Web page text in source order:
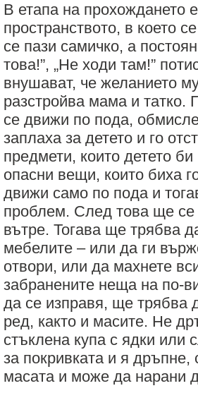
В етапа на прохождането
пространството, в което
се пази самичко, а
това!”, „Не ходи там!”
внушават, че желанието
разстройва мама и татко.
се движи по пода,
заплаха за детето и го
предмети, които детето
опасни вещи, които биха
движи само по пода и
проблем. След това ще
вътре. Тогава ще трябва
мебелите – или да ги
отвори, или да махнете
забранените неща на по-
да се изправя, ще трябва
ред, както и масите. Не
стъклена купа с ядки или
за покривката и я
масата и може да нарани